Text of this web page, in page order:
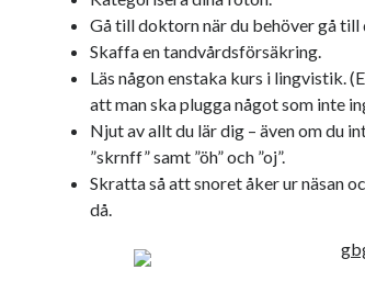
Gå till doktorn när du behöver gå
Skaffa en tandvårdsförsäkring.
Läs någon enstaka kurs i lingvistik.
att man ska plugga något som inte
Njut av allt du lär dig – även om du
”skrnff” samt ”öh” och ”oj”.
Skratta så att snoret åker ur näsan
då.